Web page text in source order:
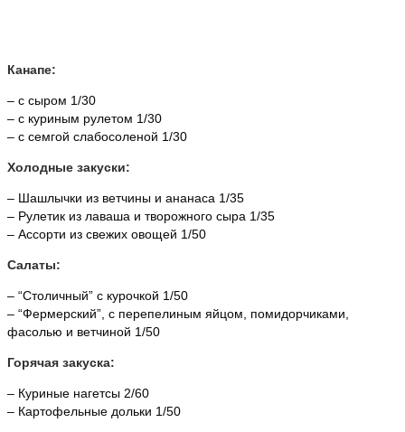
Канапе:
– с сыром 1/30
– с куриным рулетом 1/30
– с семгой слабосоленой 1/30
Холодные закуски:
– Шашлычки из ветчины и ананаса 1/35
– Рулетик из лаваша и творожного сыра 1/35
– Ассорти из свежих овощей 1/50
Салаты:
– “Столичный” с курочкой 1/50
– “Фермерский”, с перепелиным яйцом, помидорчиками,
фасолью и ветчиной 1/50
Горячая закуска:
– Куриные нагетсы 2/60
– Картофельные дольки 1/50